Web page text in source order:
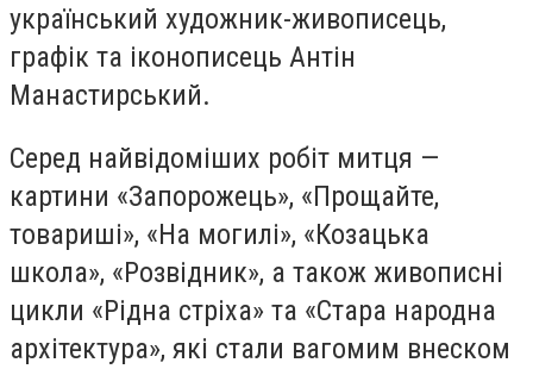
український художник-живописець,
графік та іконописець Антін
Манастирський.
Серед найвідоміших робіт митця —
картини «Запорожець», «Прощайте,
товариші», «На могилі», «Козацька
школа», «Розвідник», а також живописні
цикли «Рідна стріха» та «Стара народна
архітектура», які стали вагомим внеском